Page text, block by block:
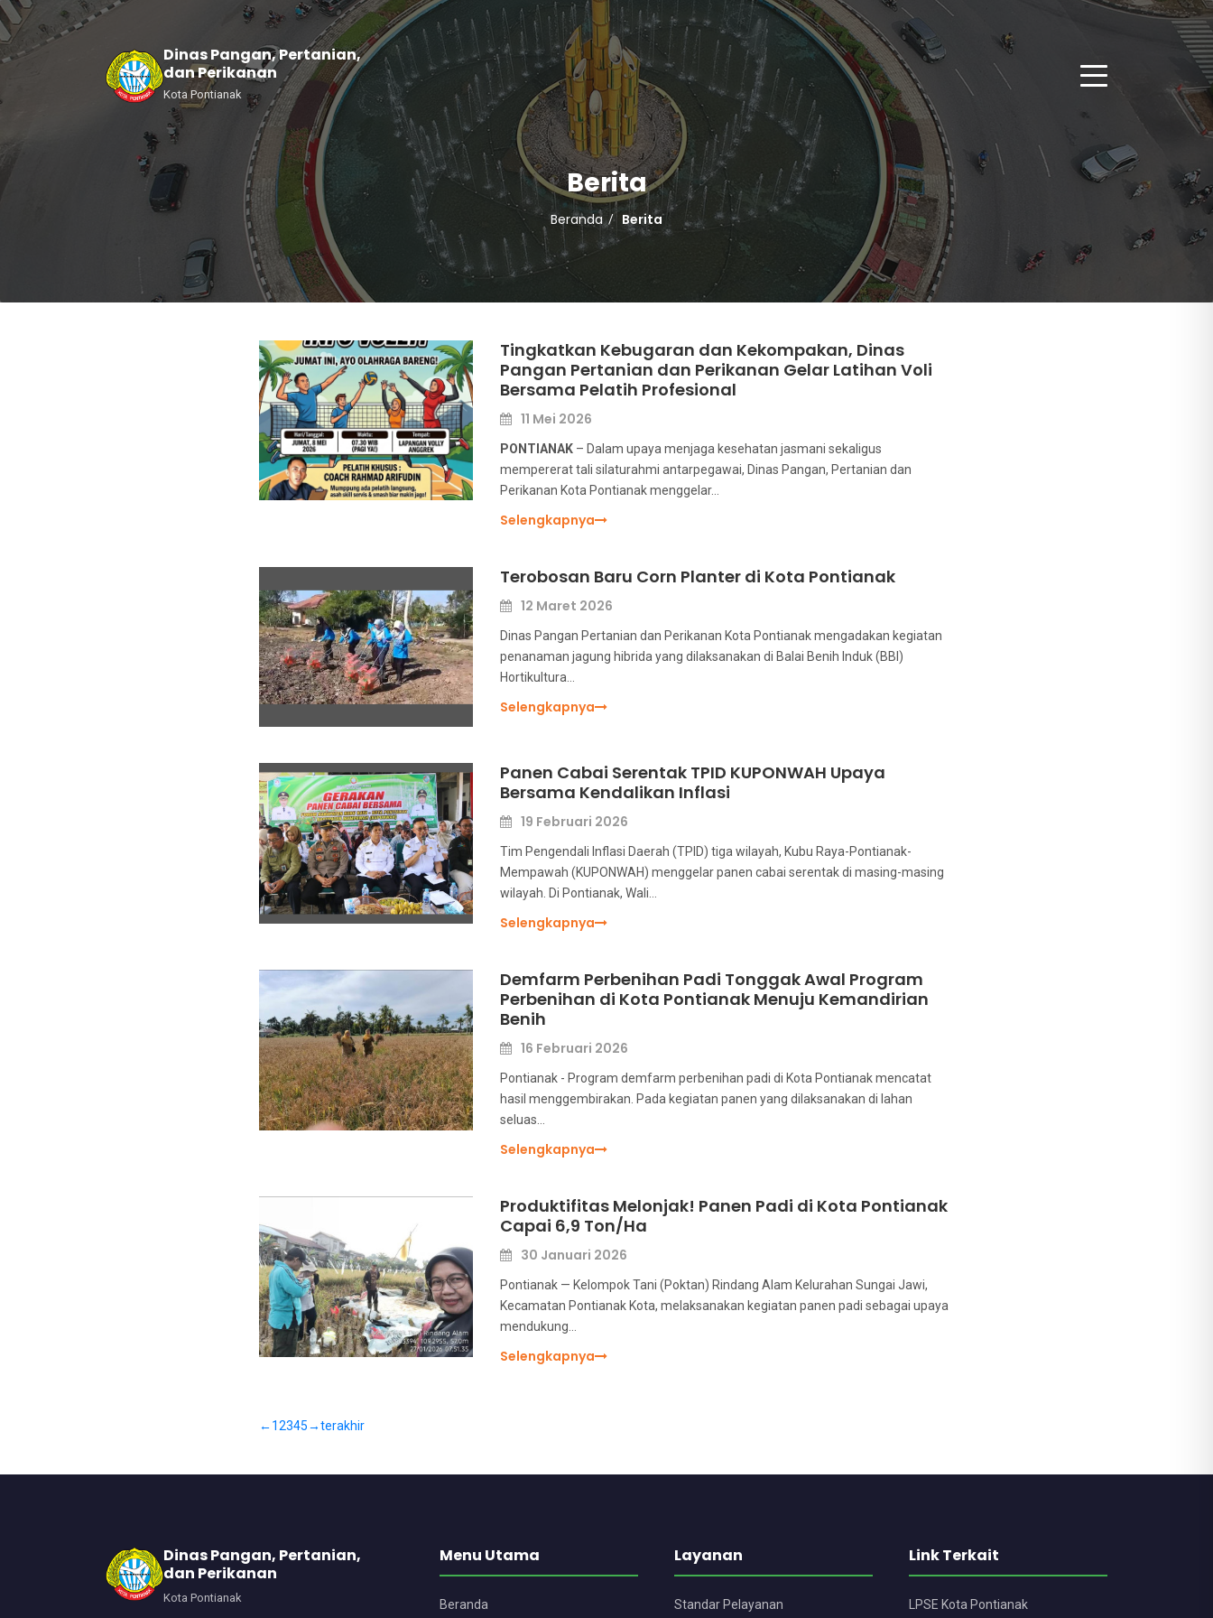
Dinas Pangan, Pertanian,
dan Perikanan
Kota Pontianak
Berita
Beranda Berita
Tingkatkan Kebugaran dan Kekompakan, Dinas
Pangan Pertanian dan Perikanan Gelar Latihan Voli
Bersama Pelatih Profesional
11 Mei 2026
PONTIANAK– Dalam upaya menjaga kesehatan jasmani sekaligus
mempererat tali silaturahmi antarpegawai, Dinas Pangan, Pertanian dan
Perikanan Kota Pontianak menggelar…
Selengkapnya
Terobosan Baru Corn Planter di Kota Pontianak
12 Maret 2026
Dinas Pangan Pertanian dan Perikanan Kota Pontianak mengadakan kegiatan
penanaman jagung hibrida yang dilaksanakan di Balai Benih Induk (BBI)
Hortikultura…
Selengkapnya
Panen Cabai Serentak TPID KUPONWAH Upaya
Bersama Kendalikan Inflasi
19 Februari 2026
Tim Pengendali Inflasi Daerah (TPID) tiga wilayah, Kubu Raya-Pontianak-
Mempawah (KUPONWAH) menggelar panen cabai serentak di masing-masing
wilayah. Di Pontianak, Wali…
Selengkapnya
Demfarm Perbenihan Padi Tonggak Awal Program
Perbenihan di Kota Pontianak Menuju Kemandirian
Benih
16 Februari 2026
Pontianak - Program demfarm perbenihan padi di Kota Pontianak mencatat
hasil menggembirakan. Pada kegiatan panen yang dilaksanakan di lahan
seluas…
Selengkapnya
Produktifitas Melonjak! Panen Padi di Kota Pontianak
Capai 6,9 Ton/Ha
30 Januari 2026
Pontianak — Kelompok Tani (Poktan) Rindang Alam Kelurahan Sungai Jawi,
Kecamatan Pontianak Kota, melaksanakan kegiatan panen padi sebagai upaya
mendukung…
Selengkapnya
←12345→terakhir
Dinas Pangan, Pertanian,
dan Perikanan
Kota Pontianak
Menu Utama
Beranda
Layanan
Standar Pelayanan
Link Terkait
LPSE Kota Pontianak